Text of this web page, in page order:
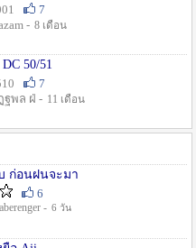
7
- 8 เดือน
DC 50/51
7
ฐพล ฝ่ - 11 เดือน
ก่อนฝนจะมา
6
- 6 วัน